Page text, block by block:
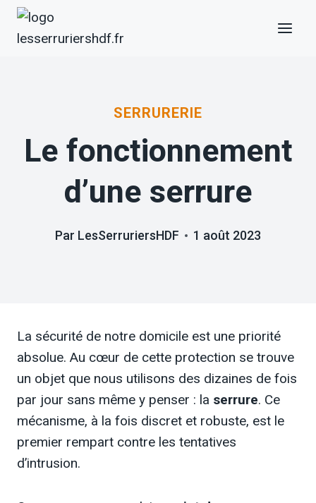
Aller
SERRURERIE
Le fonctionnement
d’une serrure
Par LesSerruriersHDF 1 août 2023
La sécurité de notre domicile est une priorité
absolue. Au cœur de cette protection se trouve
un objet que nous utilisons des dizaines de fois
par jour sans même y penser : la serrure. Ce
mécanisme, à la fois discret et robuste, est le
premier rempart contre les tentatives
d’intrusion.